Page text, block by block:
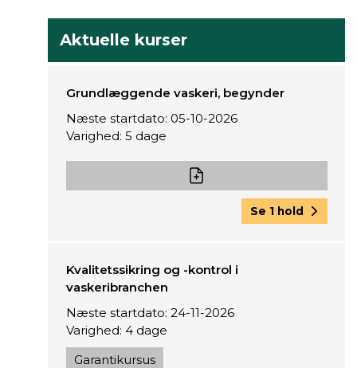
Aktuelle kurser
Grundlæggende vaskeri, begynder
Se 1 hold
Næste startdato: 05-10-2026
Varighed: 5 dage
Kvalitetssikring og -kontrol i
vaskeribranchen
Garantikursus
Næste startdato: 24-11-2026
Varighed: 4 dage